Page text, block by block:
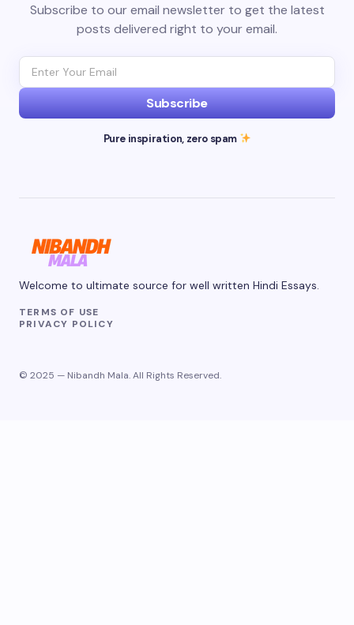
Subscribe to our email newsletter to get the latest
posts delivered right to your email.
Subscribe
Pure inspiration, zero spam
Welcome to ultimate source for well written Hindi Essays.
TERMS OF USE
PRIVACY POLICY
© 2025 — Nibandh Mala. All Rights Reserved.